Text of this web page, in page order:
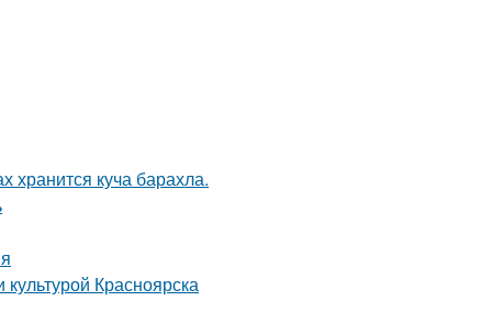
хранится куча барахла.
Красноярска